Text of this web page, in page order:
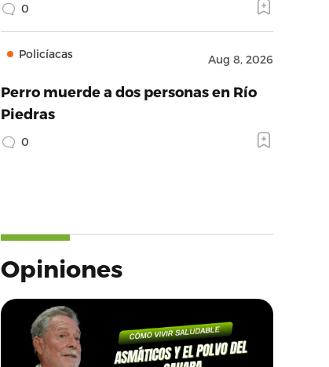
0
Policíacas Aug 8, 2026
Perro muerde a dos personas en Río
Piedras
0
Opiniones